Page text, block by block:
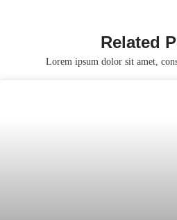
Related
Lorem ipsum dolor sit amet,